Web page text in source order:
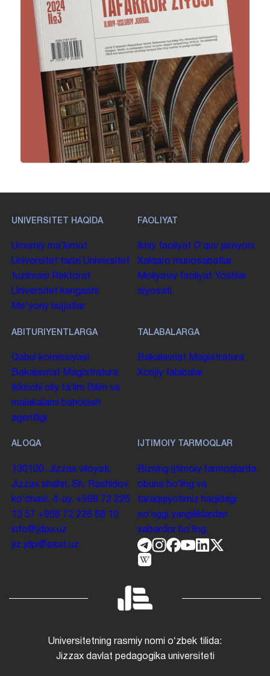
UNIVERSITET HAQIDA
Umumiy maʼlumot
Universitet tarixi Universitet
tuzilmasi
Rektorat
Universitet kengashi
Me'yoriy hujjatlar
FAOLIYAT
Ilmiy faoliyat Oʻquv jarayoni
Xalqaro munosabatlar
Moliyaviy faoliyat Yoshlar
siyosati
ABITURIYENTLARGA
Qabul komissiyasi
Bakalavriat Magistratura
Ikkinchi oliy taʼlim Bilim va
malakalarni baholash
agentligi
TALABALARGA
Bakalavriat Magistratura
Xorijiy talabalar
ALOQA
130100. Jizzax viloyati,
Jizzax shahri, Sh. Rashidov
koʻchasi, 4-uy. +998 72 226
13 57 +998 72 226 68 10
info@jdpu.uz
jiz.jdpi@exat.uz
IJTIMOIY TARMOQLAR
Bizning ijtimoiy tarmoqlarda
obuna boʻling va
taraqqiyotimiz haqidagi
soʻnggi yangiliklardan
xabardor boʻling.
Universitetning rasmiy nomi oʻzbek tilida:
Jizzax davlat pedagogika universiteti